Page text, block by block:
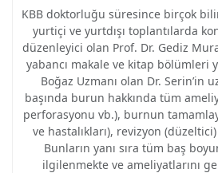
KBB doktorluğu süresince birçok
yurtiçi ve yurtdışı toplantılarda
düzenleyici olan Prof. Dr. Gediz
yabancı makale ve kitap bölümleri
Boğaz Uzmanı olan Dr. Serin’in
başında burun hakkında tüm
perforasyonu vb.), burnun
ve hastalıkları), revizyon
Bunların yanı sıra tüm baş
ilgilenmekte ve ameliyatlarını